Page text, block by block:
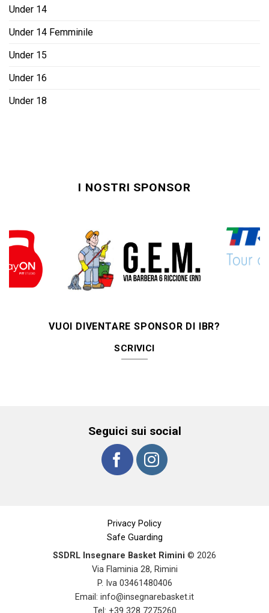
Under 14
Under 14 Femminile
Under 15
Under 16
Under 18
I NOSTRI SPONSOR
VUOI DIVENTARE SPONSOR DI IBR?
SCRIVICI
Seguici sui social
Privacy Policy
Safe Guarding
SSDRL Insegnare Basket Rimini © 2026
Via Flaminia 28, Rimini
P. Iva 03461480406
Email: info@insegnarebasket.it